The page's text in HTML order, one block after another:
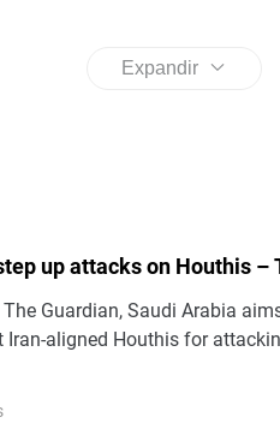
Expandir
up attacks on Houthis –
Guardian, Saudi Arabia
aligned Houthis for